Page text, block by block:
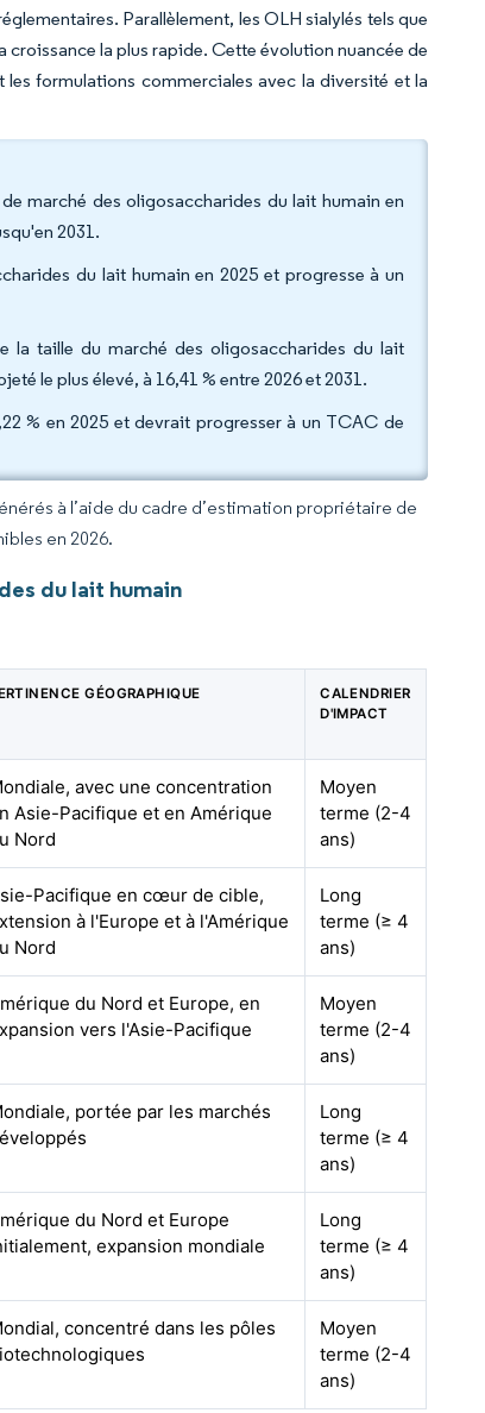
Parallèlement, les OLH sialylés tels que
croissance la plus rapide. Cette évolution nuancée de
formulations commerciales avec la diversité et la
marché des oligosaccharides du lait humain en
2031.
du lait humain en 2025 et progresse à un
la taille du marché des oligosaccharides du lait
le plus élevé, à 16,41 % entre 2026 et 2031.
% en 2025 et devrait progresser à un TCAC de
à l’aide du cadre d’estimation propriétaire de
en 2026.
du lait humain
GÉOGRAPHIQUE
CALENDRIER
D'IMPACT
avec une concentration
Asie-Pacifique et en Amérique
Nord
Moyen
terme (2-4
ans)
Pacifique en cœur de cible,
à l'Europe et à l'Amérique
Nord
Long
terme (≥ 4
ans)
du Nord et Europe, en
vers l'Asie-Pacifique
Moyen
terme (2-4
ans)
portée par les marchés
Long
terme (≥ 4
ans)
du Nord et Europe
expansion mondiale
Long
terme (≥ 4
ans)
concentré dans les pôles
Moyen
terme (2-4
ans)